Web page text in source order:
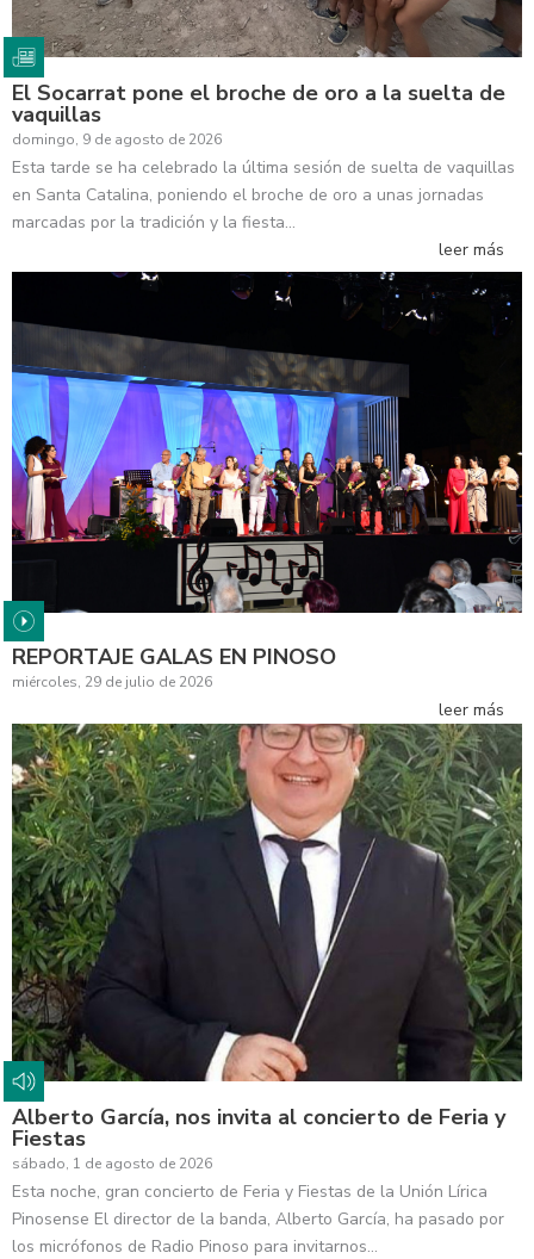
El Socarrat pone el broche de oro a la suelta de
vaquillas
domingo, 9 de agosto de 2026
Esta tarde se ha celebrado la última sesión de suelta de vaquillas
en Santa Catalina, poniendo el broche de oro a unas jornadas
marcadas por la tradición y la fiesta…
leer más
REPORTAJE GALAS EN PINOSO
miércoles, 29 de julio de 2026
leer más
Alberto García, nos invita al concierto de Feria y
Fiestas
sábado, 1 de agosto de 2026
Esta noche, gran concierto de Feria y Fiestas de la Unión Lírica
Pinosense El director de la banda, Alberto García, ha pasado por
los micrófonos de Radio Pinoso para invitarnos…